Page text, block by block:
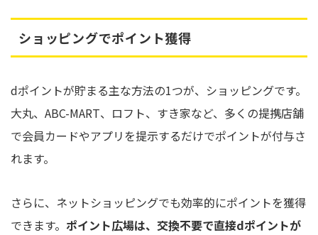
ショッピングでポイント獲得
dポイントが貯まる主な方法の1つが、ショッピングです。
大丸、ABC-MART、ロフト、すき家など、多くの提携店舗
で会員カードやアプリを提示するだけでポイントが付与さ
れます。
さらに、ネットショッピングでも効率的にポイントを獲得
できます。 ポイント広場は、交換不要で直接dポイントが